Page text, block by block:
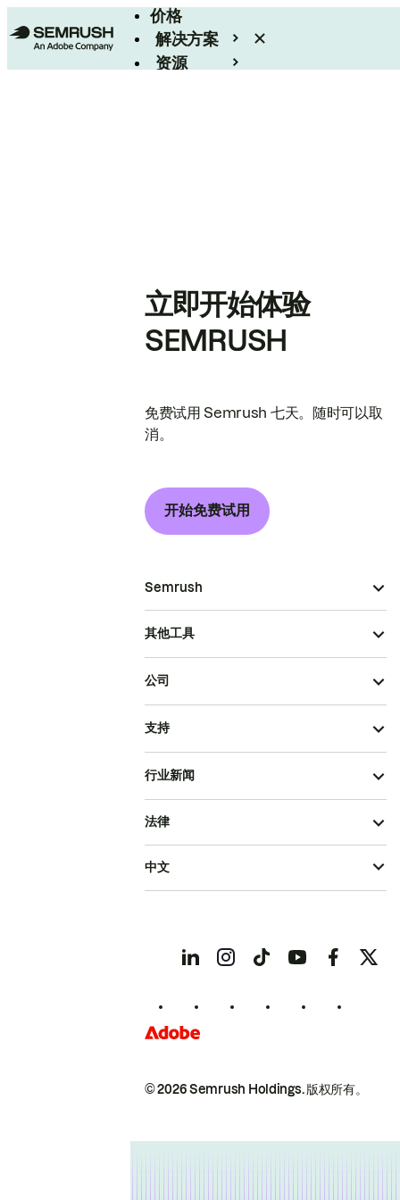
价格
解决方案
资源
立即开始体验
SEMRUSH
免费试用 Semrush 七天。随时可以取
消。
开始免费试用
Semrush
其他工具
公司
支持
行业新闻
© 2026 Semrush Holdings.版权所有。
法律
中文